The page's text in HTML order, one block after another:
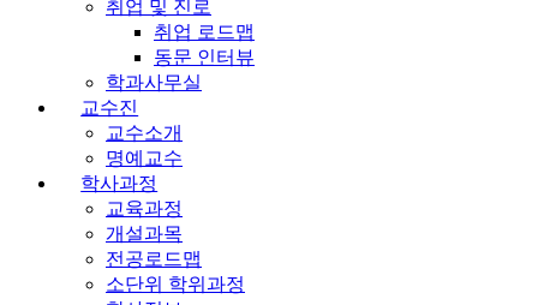
취업 및 진로
취업 로드맵
동문 인터뷰
학과사무실
교수진
교수소개
명예교수
학사과정
교육과정
개설과목
전공로드맵
소단위 학위과정